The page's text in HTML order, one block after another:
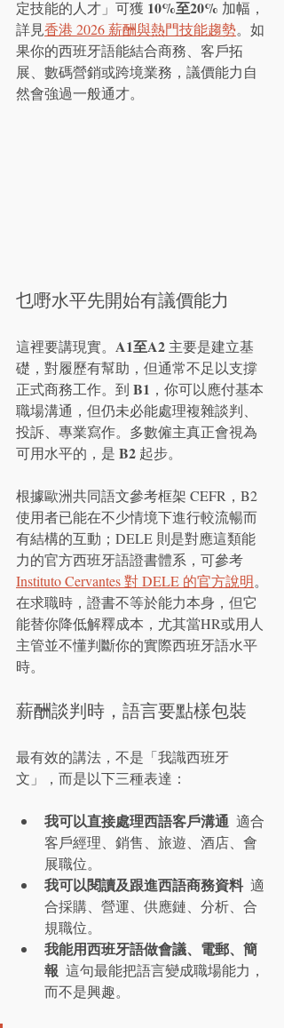
定技能的人才」可獲 10%至20% 加幅，
詳見香港 2026 薪酬與熱門技能趨勢。如
果你的西班牙語能結合商務、客戶拓
展、數碼營銷或跨境業務，議價能力自
然會強過一般通才。
乜嘢水平先開始有議價能力
這裡要講現實。 A1至A2 主要是建立基
礎，對履歷有幫助，但通常不足以支撐
正式商務工作。到 B1 ，你可以應付基本
職場溝通，但仍未必能處理複雜談判、
投訴、專業寫作。多數僱主真正會視為
可用水平的，是 B2 起步。
根據歐洲共同語文參考框架 CEFR，B2
使用者已能在不少情境下進行較流暢而
有結構的互動；DELE 則是對應這類能
力的官方西班牙語證書體系，可參考
Instituto Cervantes 對 DELE 的官方說明。
在求職時，證書不等於能力本身，但它
能替你降低解釋成本，尤其當HR或用人
主管並不懂判斷你的實際西班牙語水平
時。
薪酬談判時，語言要點樣包裝
最有效的講法，不是「我識西班牙
文」，而是以下三種表達：
我可以直接處理西語客戶溝通
  適合
客戶經理、銷售、旅遊、酒店、會
展職位。
我可以閱讀及跟進西語商務資料
  適
合採購、營運、供應鏈、分析、合
規職位。
我能用西班牙語做會議、電郵、簡
報
  這句最能把語言變成職場能力，
而不是興趣。